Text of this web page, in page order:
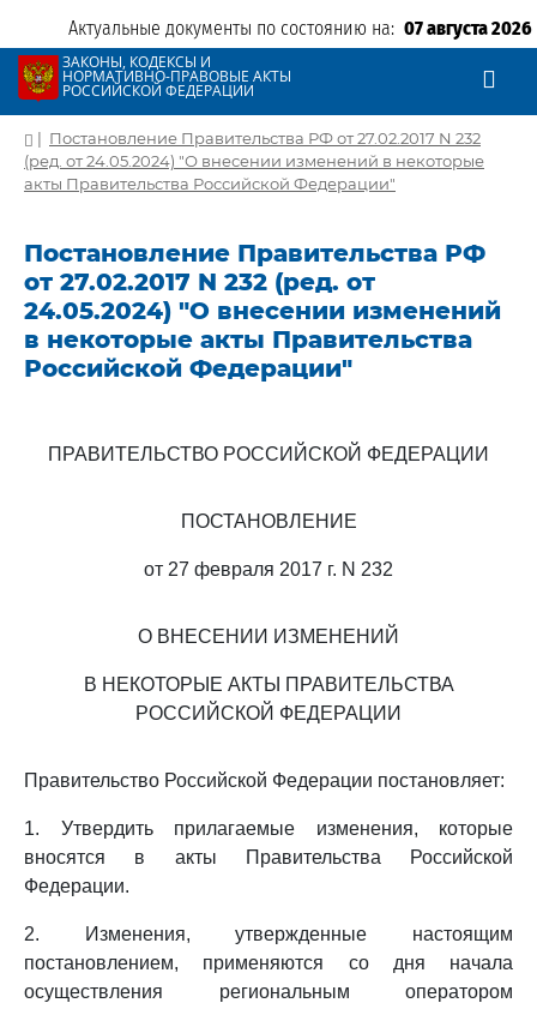
Актуальные документы по состоянию на: 07 августа 2026
ЗАКОНЫ, КОДЕКСЫ И
НОРМАТИВНО-ПРАВОВЫЕ АКТЫ
РОССИЙСКОЙ ФЕДЕРАЦИИ
| Постановление Правительства РФ от 27.02.2017 N 232
(ред. от 24.05.2024) "О внесении изменений в некоторые
акты Правительства Российской Федерации"
Постановление Правительства РФ
от 27.02.2017 N 232 (ред. от
24.05.2024) "О внесении изменений
в некоторые акты Правительства
Российской Федерации"
ПРАВИТЕЛЬСТВО РОССИЙСКОЙ ФЕДЕРАЦИИ
ПОСТАНОВЛЕНИЕ
от 27 февраля 2017 г. N 232
О ВНЕСЕНИИ ИЗМЕНЕНИЙ
В НЕКОТОРЫЕ АКТЫ ПРАВИТЕЛЬСТВА
РОССИЙСКОЙ ФЕДЕРАЦИИ
Правительство Российской Федерации постановляет:
1. Утвердить прилагаемые изменения, которые
вносятся в акты Правительства Российской
Федерации.
2. Изменения, утвержденные настоящим
постановлением, применяются со дня начала
осуществления региональным оператором